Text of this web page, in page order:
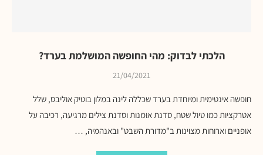
הלכתי לבדוק: מהי החופשה המושלמת בערד?
21/04/2021
חופשה אינטימית ומיוחדת בערד שכללה לינה במלון בוטיק אוליבס, שלל
אטרקציות כמו טיול שטח, סדנת אומנות וסדנת צילים מרגיעה, רכיבה על
אופניים וארוחות מצוינות ב"מדורת השבט" ובאנהמיה, …